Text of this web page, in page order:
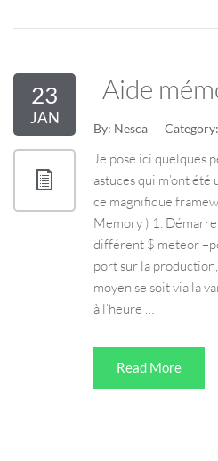
23
JAN
Aide
By: Nesca Category:
Je pose ici quelques
astuces qui m’ont
ce magnifique
Memory ) 1.
différent $ meteor
port sur la
moyen se soit via la
à l’heure …
Read More